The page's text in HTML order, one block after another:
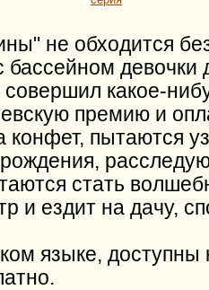
не обходится
девочки
какое-
премию и
конфет, пытаются
стать
и ездит на дачу,
языке, доступны